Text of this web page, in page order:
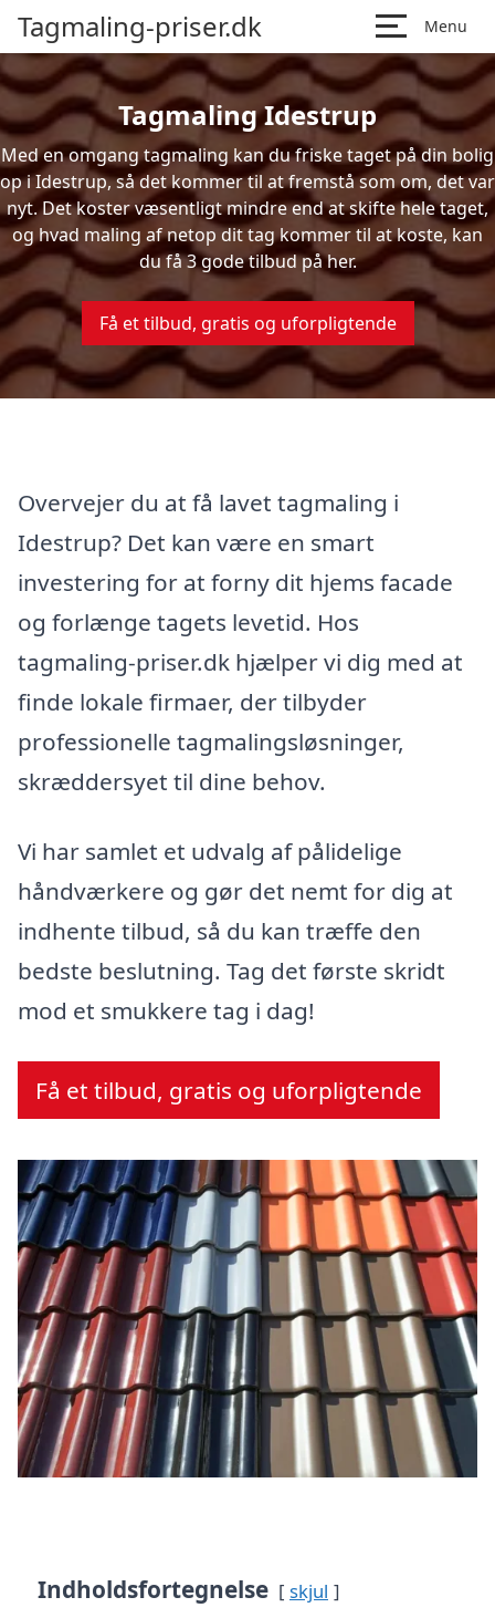
Tagmaling-priser.dk Menu
Tagmaling Idestrup
Med en omgang tagmaling kan du friske taget på din bolig
op i Idestrup, så det kommer til at fremstå som om, det var
nyt. Det koster væsentligt mindre end at skifte hele taget,
og hvad maling af netop dit tag kommer til at koste, kan
du få 3 gode tilbud på her.
Få et tilbud, gratis og uforpligtende
Overvejer du at få lavet tagmaling i
Idestrup? Det kan være en smart
investering for at forny dit hjems facade
og forlænge tagets levetid. Hos
tagmaling-priser.dk hjælper vi dig med at
finde lokale firmaer, der tilbyder
professionelle tagmalingsløsninger,
skræddersyet til dine behov.
Vi har samlet et udvalg af pålidelige
håndværkere og gør det nemt for dig at
indhente tilbud, så du kan træffe den
bedste beslutning. Tag det første skridt
mod et smukkere tag i dag!
Få et tilbud, gratis og uforpligtende
Indholdsfortegnelse skjul